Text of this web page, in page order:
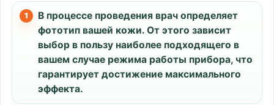
В процессе проведения врач определяет
фототип вашей кожи. От этого зависит
выбор в пользу наиболее подходящего в
вашем случае режима работы прибора, что
гарантирует достижение максимального
эффекта.